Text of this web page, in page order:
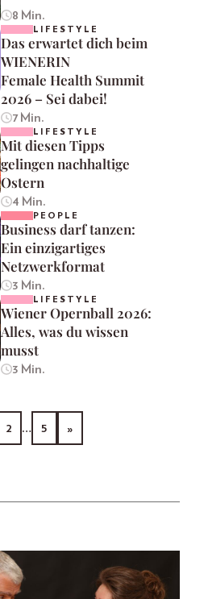
8 Min.
LIFESTYLE
Das erwartet dich beim
WIENERIN
Female Health Summit
2026 – Sei dabei!
7 Min.
LIFESTYLE
Mit diesen Tipps
gelingen nachhaltige
Ostern
4 Min.
PEOPLE
Business darf tanzen:
Ein einzigartiges
Netzwerkformat
3 Min.
LIFESTYLE
Wiener Opernball 2026:
Alles, was du wissen
musst
3 Min.
2 … 5 »